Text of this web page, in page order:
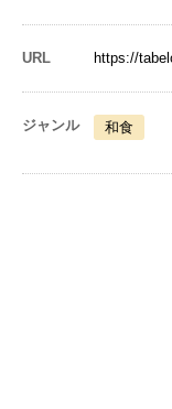
URL https://
ジャンル 和食